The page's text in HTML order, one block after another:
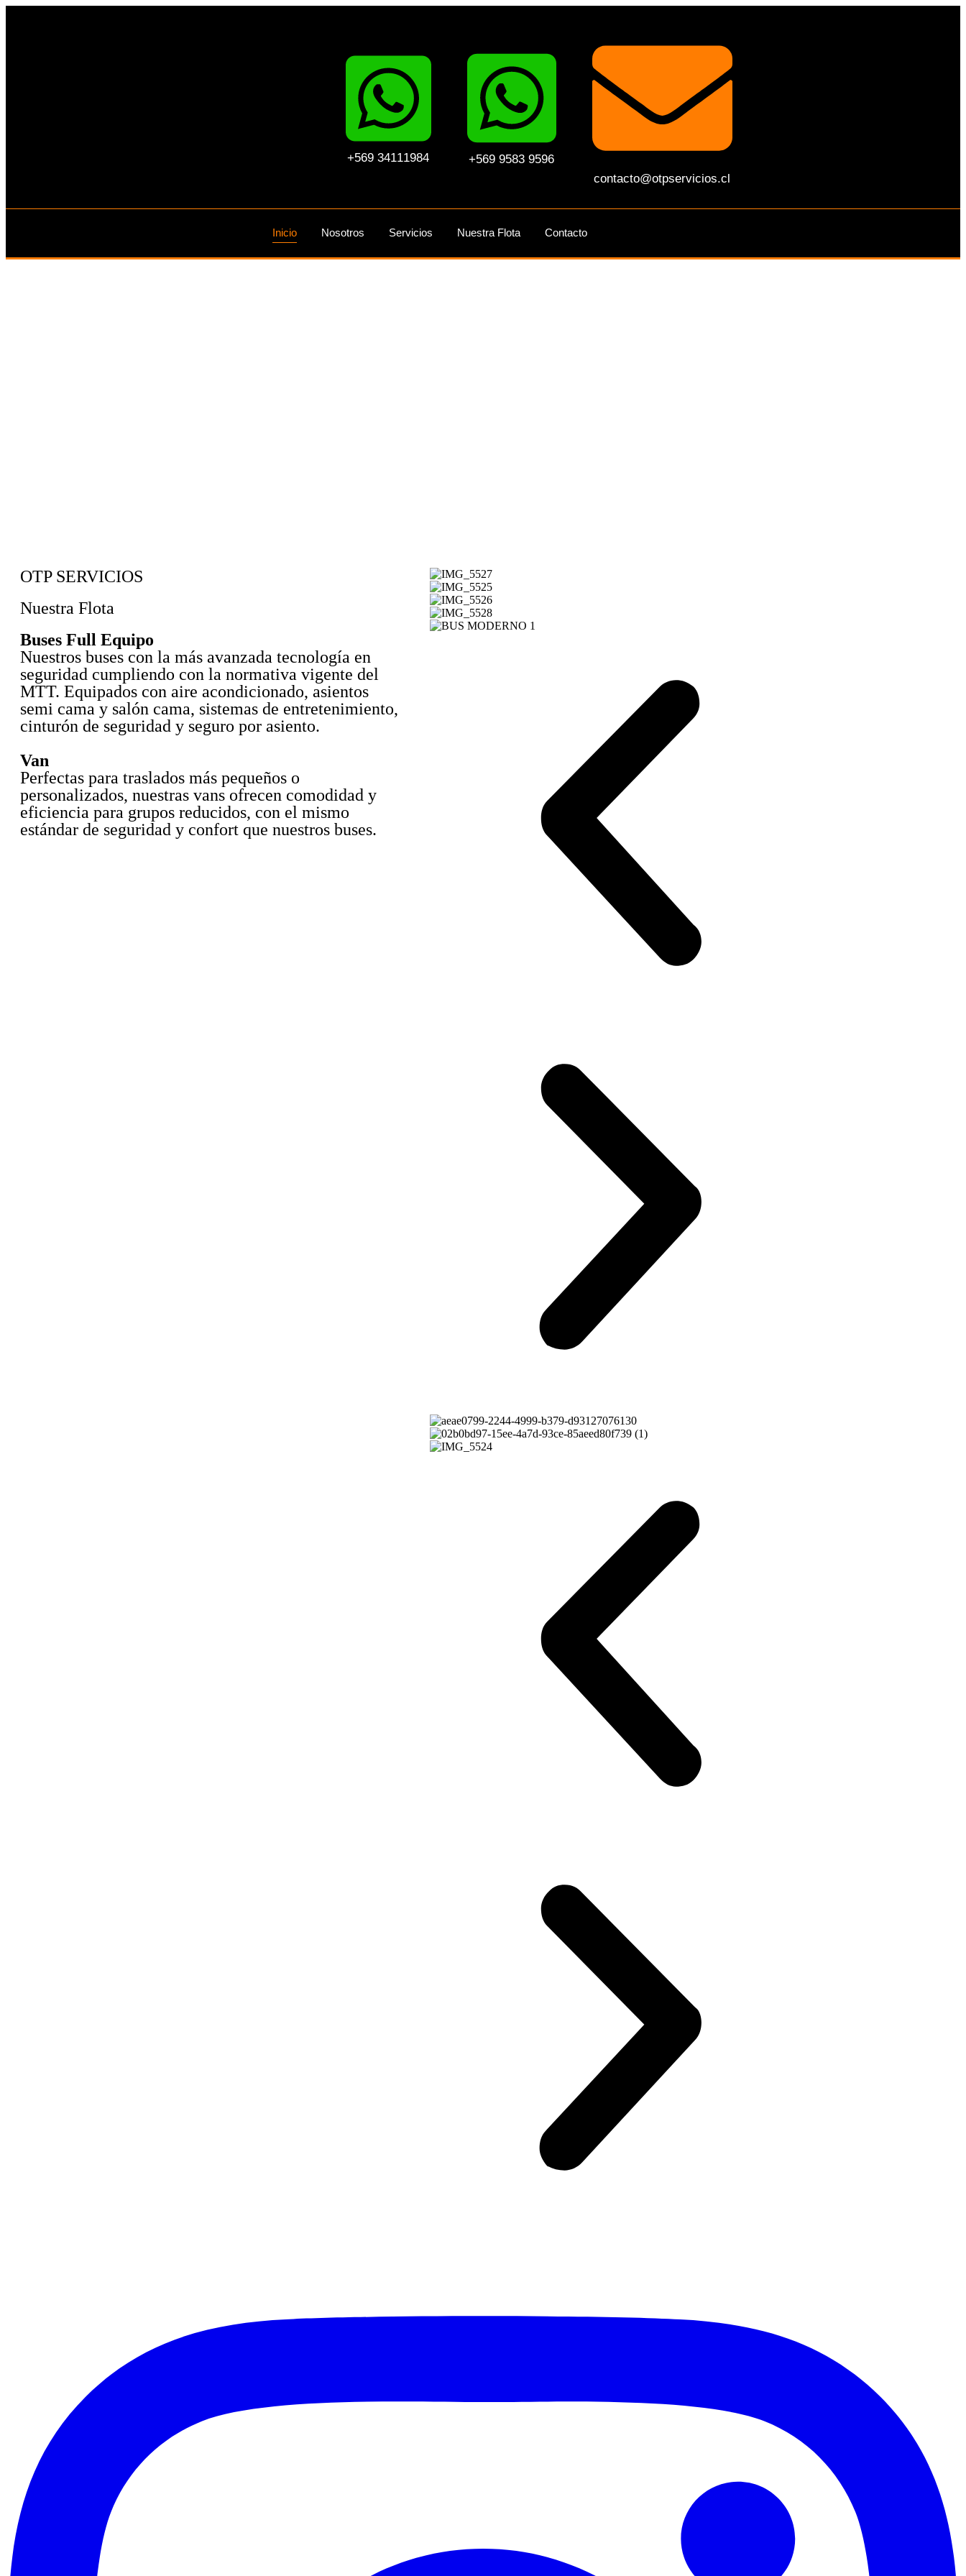
+569 34111984
+569 9583 9596
contacto@otpservicios.cl
Inicio Nosotros Servicios Nuestra Flota Contacto
OTP SERVICIOS
Nuestra Flota
Buses Full Equipo
Nuestros buses con la más avanzada tecnología en
seguridad cumpliendo con la normativa vigente del
MTT. Equipados con aire acondicionado, asientos
semi cama y salón cama, sistemas de entretenimiento,
cinturón de seguridad y seguro por asiento.
Van
Perfectas para traslados más pequeños o
personalizados, nuestras vans ofrecen comodidad y
eficiencia para grupos reducidos, con el mismo
estándar de seguridad y confort que nuestros buses.